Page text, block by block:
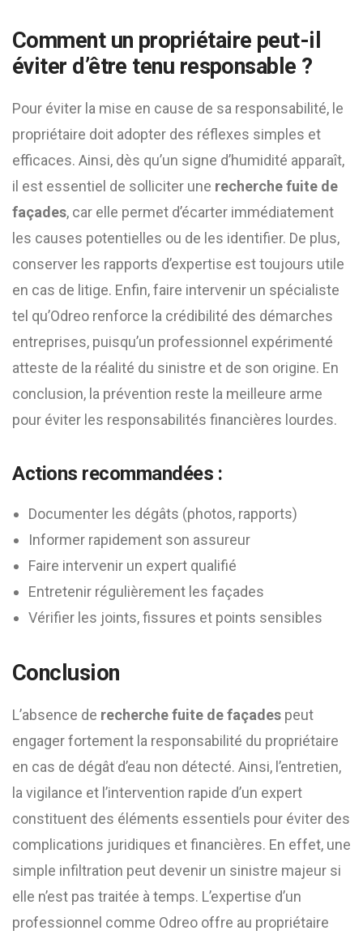
Comment un propriétaire peut-il
éviter d’être tenu responsable ?
Pour éviter la mise en cause de sa responsabilité, le
propriétaire doit adopter des réflexes simples et
efficaces. Ainsi, dès qu’un signe d’humidité apparaît,
il est essentiel de solliciter une recherche fuite de
façades, car elle permet d’écarter immédiatement
les causes potentielles ou de les identifier. De plus,
conserver les rapports d’expertise est toujours utile
en cas de litige. Enfin, faire intervenir un spécialiste
tel qu’Odreo renforce la crédibilité des démarches
entreprises, puisqu’un professionnel expérimenté
atteste de la réalité du sinistre et de son origine. En
conclusion, la prévention reste la meilleure arme
pour éviter les responsabilités financières lourdes.
Actions recommandées :
Documenter les dégâts (photos, rapports)
Informer rapidement son assureur
Faire intervenir un expert qualifié
Entretenir régulièrement les façades
Vérifier les joints, fissures et points sensibles
Conclusion
L’absence de recherche fuite de façades peut
engager fortement la responsabilité du propriétaire
en cas de dégât d’eau non détecté. Ainsi, l’entretien,
la vigilance et l’intervention rapide d’un expert
constituent des éléments essentiels pour éviter des
complications juridiques et financières. En effet, une
simple infiltration peut devenir un sinistre majeur si
elle n’est pas traitée à temps. L’expertise d’un
professionnel comme Odreo offre au propriétaire